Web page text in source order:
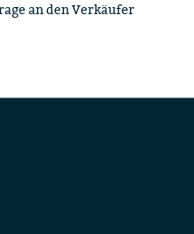
an den Verkäufer